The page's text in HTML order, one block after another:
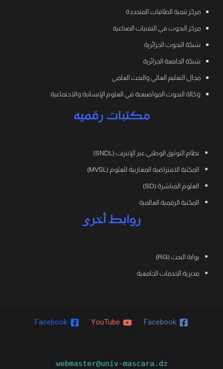
مركز تنمية الطاقات المتجددة
مركز البحوث في التقنيات الصناعية
شبكة البحوث الجزائرية
شبكة الجامعة الجزائرية
مجال التعليم العالي والبحث العلمي
وكالة البحوث المواضيعية في العلوم الإنسانية والاجتماعية
مكتبات رقمية
نظام التوثيق الوطني عبر الإنترنت (SNDL)
المكتبة الافتراضية المغاربية للعلوم (MVSL)
العلوم المباشرة (SD)
المكتبة الرقمية العالمية
روابط أخرى
بوابة البحث (RG)
مديرية الخدمات الجامعية
Facebook
YouTube
Facebook
webmaster@univ-mascara.dz